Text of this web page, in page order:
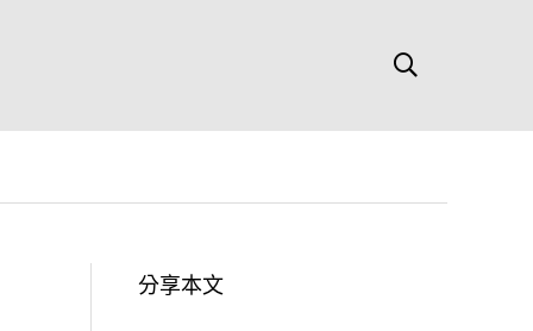
分享本文